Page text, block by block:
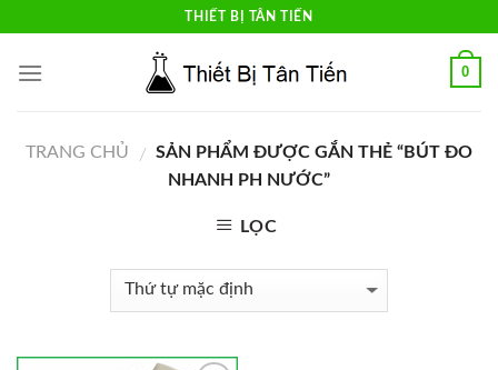
content
THIẾT BỊ TÂN TIẾN
0
TRANG CHỦ / SẢN PHẨM ĐƯỢC GẮN THẺ “BÚT ĐO
NHANH PH NƯỚC”
LỌC